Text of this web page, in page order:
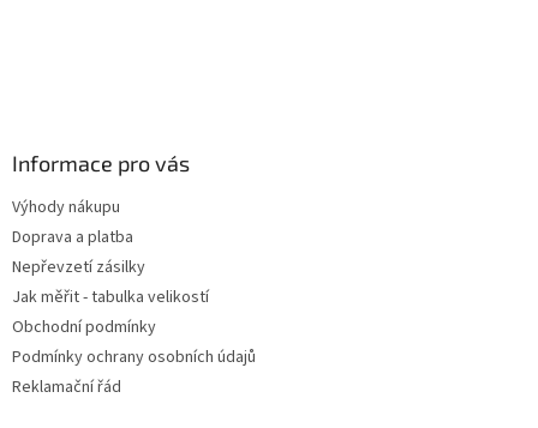
Informace pro vás
Výhody nákupu
Doprava a platba
Nepřevzetí zásilky
Jak měřit - tabulka velikostí
Obchodní podmínky
Podmínky ochrany osobních údajů
Reklamační řád